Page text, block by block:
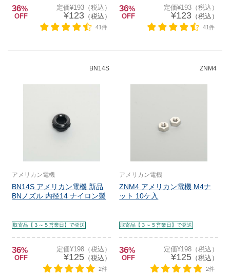
36%
OFF
定価¥193（税込）
¥123（税込）
41件
36%
OFF
定価¥193（税込）
¥123（税込）
41件
BN14S
アメリカン電機
BN14S アメリカン電機 新品
BNノズル 内径14 ナイロン製
取寄品【３～５営業日】で発送
36%
OFF
定価¥198（税込）
¥125（税込）
2件
ZNM4
アメリカン電機
ZNM4 アメリカン電機 M4ナ
ット 10ケ入
取寄品【３～５営業日】で発送
36%
OFF
定価¥198（税込）
¥125（税込）
2件